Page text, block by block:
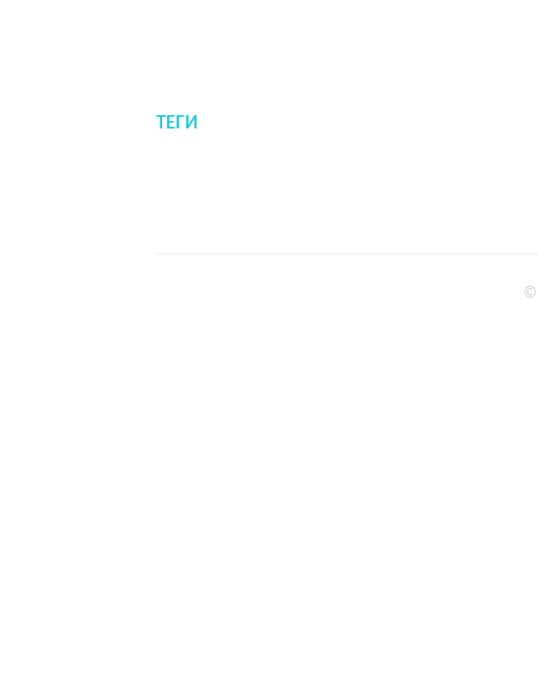
ТЕГИ
©